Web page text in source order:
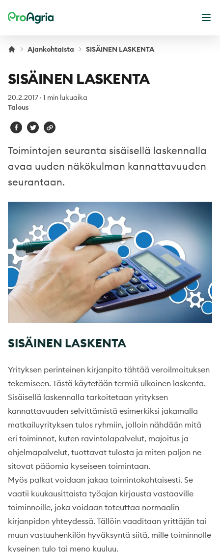
ProAgria
Ajankohtaista SISÄINEN LASKENTA
SISÄINEN LASKENTA
20.2.2017 · 1 min lukuaika
Talous
Toimintojen seuranta sisäisellä laskennalla
avaa uuden näkökulman kannattavuuden
seurantaan.
SISÄINEN LASKENTA
Yrityksen perinteinen kirjanpito tähtää veroilmoituksen
tekemiseen. Tästä käytetään termiä ulkoinen laskenta.
Sisäisellä laskennalla tarkoitetaan yrityksen
kannattavuuden selvittämistä esimerkiksi jakamalla
matkailuyrityksen tulos ryhmiin, jolloin nähdään mitä
eri toiminnot, kuten ravintolapalvelut, majoitus ja
ohjelmapalvelut, tuottavat tulosta ja miten paljon ne
sitovat pääomia kyseiseen toimintaan.
Myös palkat voidaan jakaa toimintokohtaisesti. Se
vaatii kuukausittaista työajan kirjausta vastaaville
toiminnoille, joka voidaan toteuttaa normaalin
kirjanpidon yhteydessä. Tällöin vaaditaan yrittäjän tai
muun vastuuhenkilön hyväksyntä siitä, mille toiminnolle
kyseinen tulo tai meno kuuluu.